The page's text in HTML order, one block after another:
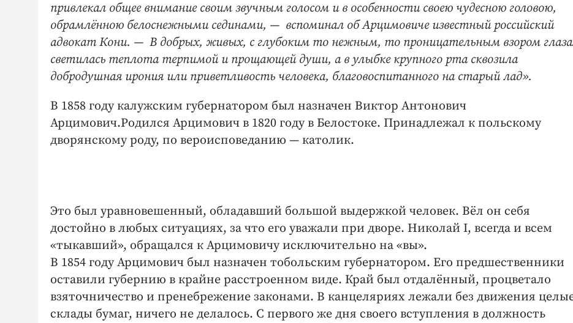
привлекал общее внимание своим звучным голосом и в особенности своею чудесною головою,
обрамлённою белоснежными сединами, — вспоминал об Арцимовиче известный российский
адвокат Кони. — В добрых, живых, с глубоким то нежным, то проницательным взором
светилась теплота терпимой и прощающей души, а в улыбке крупного рта сквозила
добродушная ирония или приветливость человека, благовоспитанного на старый лад».
В 1858 году калужским губернатором был назначен Виктор Антонович
Арцимович.Родился Арцимович в 1820 году в Белостоке. Принадлежал к польскому
дворянскому роду, по вероисповеданию — католик.
Это был уравновешенный, обладавший большой выдержкой человек. Вёл он себя
достойно в любых ситуациях, за что его уважали при дворе. Николай I, всегда и всем
«тыкавший», обращался к Арцимовичу исключительно на «вы».
В 1854 году Арцимович был назначен тобольским губернатором. Его предшественники
оставили губернию в крайне расстроенном виде. Край был отдалённый, процветало
взяточничество и пренебрежение законами. В канцеляриях лежали без движения
склады бумаг, ничего не делалось. С первого же дня своего вступления в должность